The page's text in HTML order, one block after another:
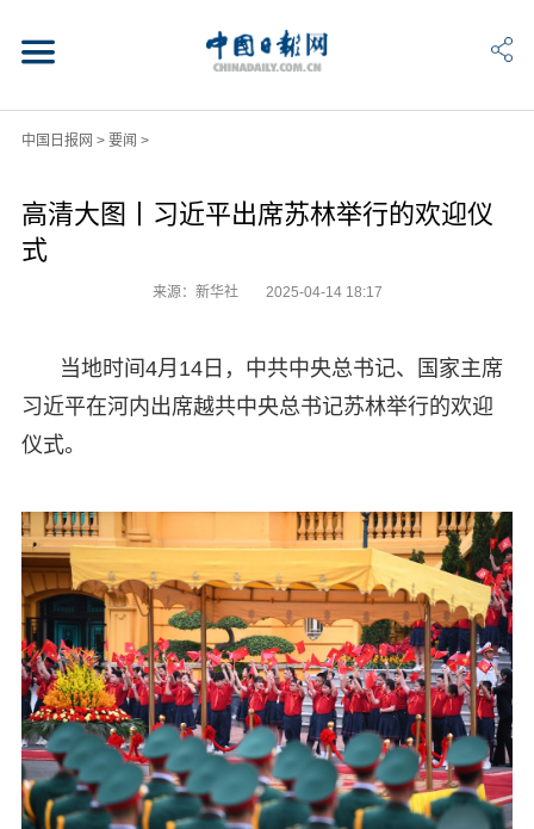
中国日报网 > 要闻 >
高清大图丨习近平出席苏林举行的欢迎仪
式
来源：新华社 2025-04-14 18:17
当地时间4月14日，中共中央总书记、国家主席
习近平在河内出席越共中央总书记苏林举行的欢迎
仪式。